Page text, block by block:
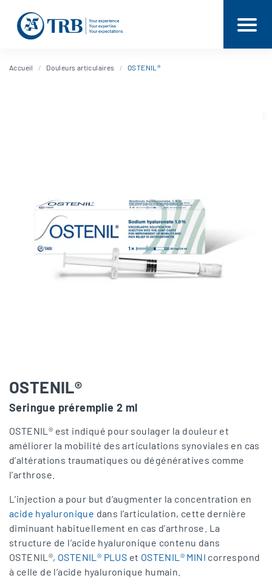
Accueil Douleurs articulaires OSTENIL®
OSTENIL®
Seringue préremplie 2 ml
OSTENIL® est indiqué pour soulager la douleur et
améliorer la mobilité des articulations synoviales en cas
d’altérations traumatiques ou dégénératives comme
l’arthrose.
L’injection a pour but d’augmenter la concentration en
acide hyaluronique dans l’articulation, cette dernière
diminuant habituellement en cas d’arthrose. La
structure de l’acide hyaluronique contenu dans
OSTENIL®, OSTENIL® PLUS et OSTENIL® MINI correspond
à celle de l’acide hyaluronique humain.